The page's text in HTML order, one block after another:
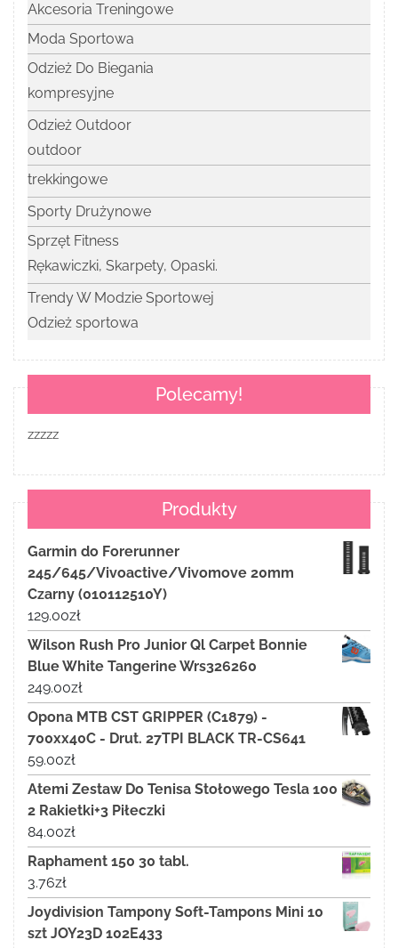
Akcesoria Treningowe
Moda Sportowa
Odzież Do Biegania
kompresyjne
Odzież Outdoor
outdoor
trekkingowe
Sporty Drużynowe
Sprzęt Fitness
Rękawiczki, Skarpety, Opaski.
Trendy W Modzie Sportowej
Odzież sportowa
Polecamy!
zzzzz
Produkty
Garmin do Forerunner
245/645/Vivoactive/Vivomove 20mm
Czarny (010112510Y)
129.00zł
Wilson Rush Pro Junior Ql Carpet Bonnie
Blue White Tangerine Wrs326260
249.00zł
Opona MTB CST GRIPPER (C1879) -
700xx40C - Drut. 27TPI BLACK TR-CS641
59.00zł
Atemi Zestaw Do Tenisa Stołowego Tesla 100
2 Rakietki+3 Piłeczki
84.00zł
Raphament 150 30 tabl.
3.76zł
Joydivision Tampony Soft-Tampons Mini 10
szt JOY23D 102E433